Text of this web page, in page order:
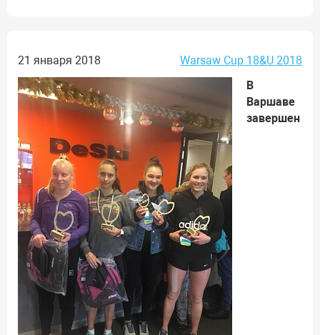
21 января 2018
Warsaw Cup 18&U 2018
В
Варшаве
завершен